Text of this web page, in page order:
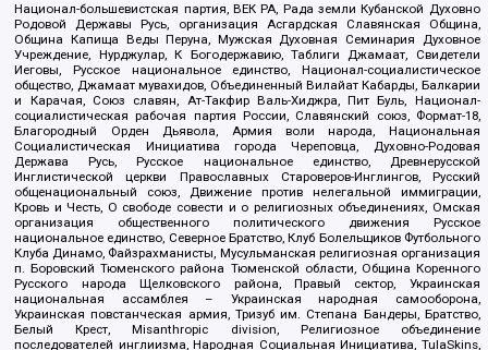
Национал-большевистская партия, ВЕК РА, Рада земли Кубанской Духовно
Родовой Державы Русь, организация Асгардская Славянская Община,
Община Капища Веды Перуна, Мужская Духовная Семинария Духовное
Учреждение, Нурджулар, К Богодержавию, Таблиги Джамаат, Свидетели
Иеговы, Русское национальное единство, Национал-социалистическое
общество, Джамаат мувахидов, Объединенный Вилайат Кабарды, Балкарии
и Карачая, Союз славян, Ат-Такфир Валь-Хиджра, Пит Буль, Национал-
социалистическая рабочая партия России, Славянский союз, Формат-18,
Благородный Орден Дьявола, Армия воли народа, Национальная
Социалистическая Инициатива города Череповца, Духовно-Родовая
Держава Русь, Русское национальное единство, Древнерусской
Инглистической церкви Православных Староверов-Инглингов, Русский
общенациональный союз, Движение против нелегальной иммиграции,
Кровь и Честь, О свободе совести и о религиозных объединениях, Омская
организация общественного политического движения Русское
национальное единство, Северное Братство, Клуб Болельщиков Футбольного
Клуба Динамо, Файзрахманисты, Мусульманская религиозная организация
п. Боровский Тюменского района Тюменской области, Община Коренного
Русского народа Щелковского района, Правый сектор, Украинская
национальная ассамблея – Украинская народная самооборона,
Украинская повстанческая армия, Тризуб им. Степана Бандеры, Братство,
Белый Крест, Misanthropic division, Религиозное объединение
последователей инглиизма, Народная Социальная Инициатива, TulaSkins,